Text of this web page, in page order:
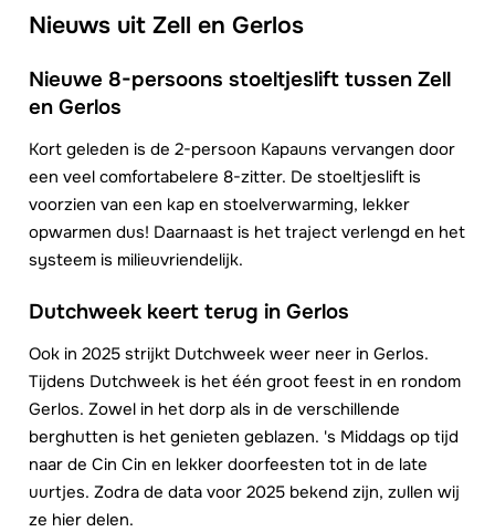
Nieuws uit Zell en Gerlos
Nieuwe 8-persoons stoeltjeslift tussen Zell
en Gerlos
Kort geleden is de 2-persoon Kapauns vervangen door
een veel comfortabelere 8-zitter. De stoeltjeslift is
voorzien van een kap en stoelverwarming, lekker
opwarmen dus! Daarnaast is het traject verlengd en het
systeem is milieuvriendelijk.
Dutchweek keert terug in Gerlos
Ook in 2025 strijkt Dutchweek weer neer in Gerlos.
Tijdens Dutchweek is het één groot feest in en rondom
Gerlos. Zowel in het dorp als in de verschillende
berghutten is het genieten geblazen. 's Middags op tijd
naar de Cin Cin en lekker doorfeesten tot in de late
uurtjes. Zodra de data voor 2025 bekend zijn, zullen wij
ze hier delen.